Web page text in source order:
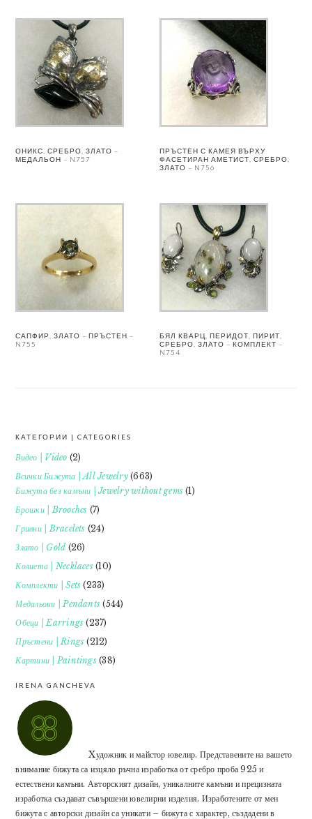
ОНИКС, СРЕБРО, ЗЛАТО –
МЕДАЛЬОН – N757
ПРЪСТЕН С КАМЕЯ ВЪРХУ
ФАСЕТИРАН АМЕТИСТ, СРЕБРО,
ЗЛАТО – N756
САПФИР, ЗЛАТО – ПРЪСТЕН –
N755
БЯЛ КВАРЦ, ПЕРИДОТ, ПИРИТ,
СРЕБРО, ЗЛАТО – КОМПЛЕКТ –
N754
FOOTER
КАТЕГОРИИ | CATEGORIES
Видео | Video (2)
Всички Бижута | All Jewelry(663)
Бижута без камъни | Jewelry without gems (1)
Брошки | Brooches (7)
Гривни | Bracelets (24)
Злато | Gold (26)
Колиета | Necklaces(10)
Комплекти | Sets (233)
Медальони | Pendants (544)
Обеци | Earrings (237)
Пръстени | Rings (212)
Картини | Paintings(38)
IRENA GANCHEVA
Xудожник и майстор ювелир. Представените на вашето
внимание бижута са изцяло ръчна изработка от сребро проба 925 и
естествени камъни. Авторският дизайн, уникалните камъни и прецизната
изработка създават съвършени ювелирни изделия. Изработените от мен
бижута с авторски дизайн са уникати – бижута с характер, създадени в